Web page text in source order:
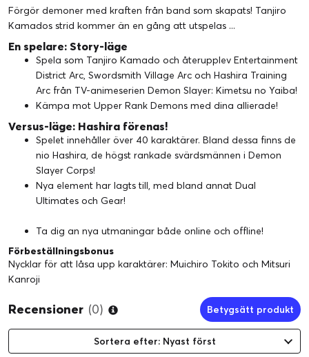
Förgör demoner med kraften från band som skapats! Tanjiro
Kamados strid kommer än en gång att utspelas ...
En spelare: Story-läge
Spela som Tanjiro Kamado och återupplev Entertainment
District Arc, Swordsmith Village Arc och Hashira Training
Arc från TV-animeserien Demon Slayer: Kimetsu no Yaiba!
Kämpa mot Upper Rank Demons med dina allierade!
Versus-läge: Hashira förenas!
Spelet innehåller över 40 karaktärer. Bland dessa finns de
nio Hashira, de högst rankade svärdsmännen i Demon
Slayer Corps!
Nya element har lagts till, med bland annat Dual
Ultimates och Gear!
Ta dig an nya utmaningar både online och offline!
Förbeställningsbonus
Nycklar för att låsa upp karaktärer: Muichiro Tokito och Mitsuri
Kanroji
Recensioner (0) Betygsätt produkt
Sortera efter: Nyast först